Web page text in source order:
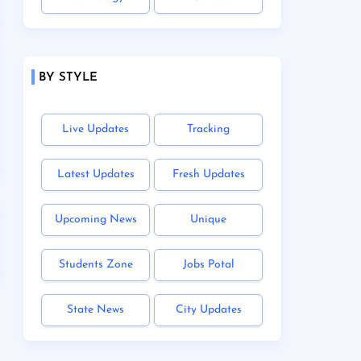
BY STYLE
Live Updates Tracking
Latest Updates Fresh Updates
Upcoming News Unique
Students Zone Jobs Potal
State News City Updates